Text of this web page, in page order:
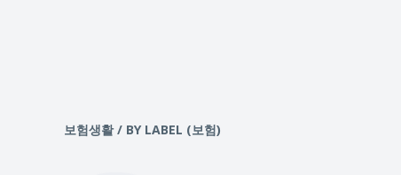
보험생활 / BY LABEL (보험)